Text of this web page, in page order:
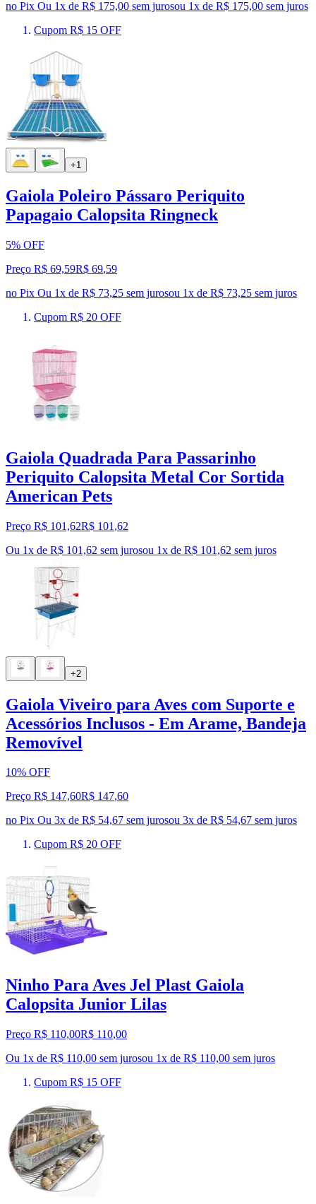
no Pix Ou 1x de R$ 175,00 sem jurosou 1x de R$ 175,00 sem juros
Cupom R$ 15 OFF
+1
Gaiola Poleiro Pássaro Periquito
Papagaio Calopsita Ringneck
5% OFF
Preço R$ 69,59R$ 69,59
no Pix Ou 1x de R$ 73,25 sem jurosou 1x de R$ 73,25 sem juros
Cupom R$ 20 OFF
Gaiola Quadrada Para Passarinho
Periquito Calopsita Metal Cor Sortida
American Pets
Preço R$ 101,62R$ 101 ,62
Ou 1x de R$ 101,62 sem jurosou 1x de R$ 101,62 sem juros
+2
Gaiola Viveiro para Aves com Suporte e
Acessórios Inclusos - Em Arame, Bandeja
Removível
10% OFF
Preço R$ 147,60R$ 147,60
no Pix Ou 3x de R$ 54,67 sem jurosou 3x de R$ 54,67 sem juros
Cupom R$ 20 OFF
Ninho Para Aves Jel Plast Gaiola
Calopsita Junior Lilas
Preço R$ 110,00R$ 110,00
Ou 1x de R$ 110,00 sem jurosou 1x de R$ 110,00 sem juros
Cupom R$ 15 OFF